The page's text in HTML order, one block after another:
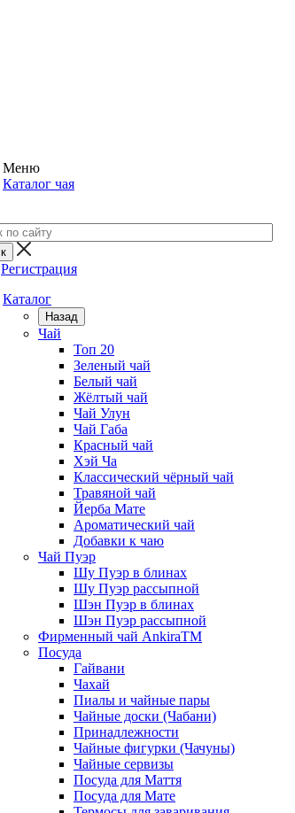
Меню
Каталог чая
Регистрация
Каталог
Назад
Чай
Топ 20
Зеленый чай
Белый чай
Жёлтый чай
Чай Улун
Чай Габа
Красный чай
Хэй Ча
Классический чёрный чай
Травяной чай
Йерба Мате
Ароматический чай
Добавки к чаю
Чай Пуэр
Шу Пуэр в блинах
Шу Пуэр рассыпной
Шэн Пуэр в блинах
Шэн Пуэр рассыпной
Фирменный чай AnkiraTM
Посуда
Гайвани
Чахай
Пиалы и чайные пары
Чайные доски (Чабани)
Принадлежности
Чайные фигурки (Чачуны)
Чайные сервизы
Посуда для Маття
Посуда для Мате